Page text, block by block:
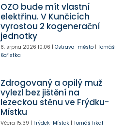
OZO bude mít vlastní
elektřinu. V Kunčicích
vyrostou 2 kogenerační
jednotky
6. srpna 2026 10:06 | Ostrava-město| Tomáš
Kořistka
Zdrogovaný a opilý muž
vylezl bez jištění na
lezeckou stěnu ve Frýdku-
Místku
Včera 15:39 | Frýdek-Místek| Tomáš Tikal